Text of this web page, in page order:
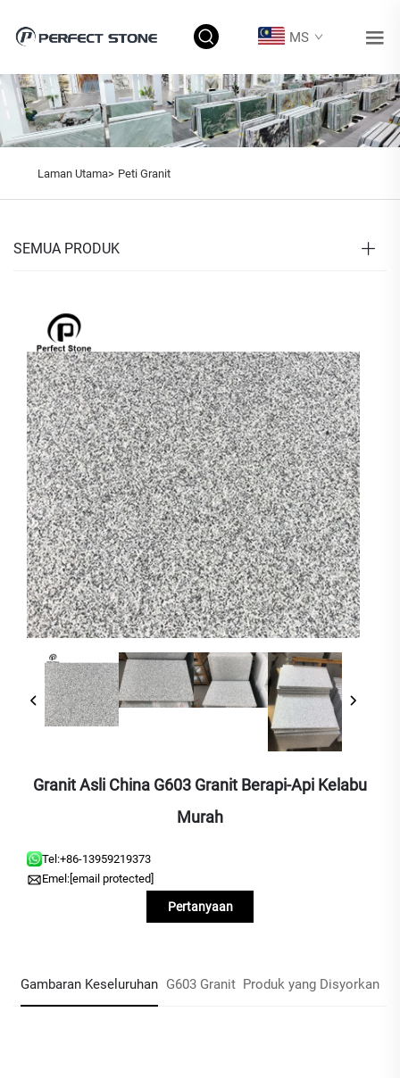
MS
Laman Utama> Peti Granit
SEMUA PRODUK
Granit Asli China G603 Granit Berapi-Api Kelabu
Murah
Tel:+86-13959219373
Emel:[email protected]
Pertanyaan
Gambaran Keseluruhan G603 Granit Produk yang Disyorkan